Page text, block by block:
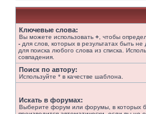
Ключевые слова:
Вы можете использовать + , чтобы
- для слов, которых в результатах быть
для поиска любого слова из списка.
совпадения.
Поиск по автору:
Используйте * в качестве шаблона.
Искать в форумах:
Выберите форум или форумы, в которых